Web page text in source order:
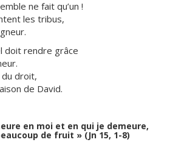
ne fait qu’un !
les tribus,
doit rendre grâce
du droit,
de David.
en moi et en qui je demeure,
de fruit » (Jn 15, 1-8)